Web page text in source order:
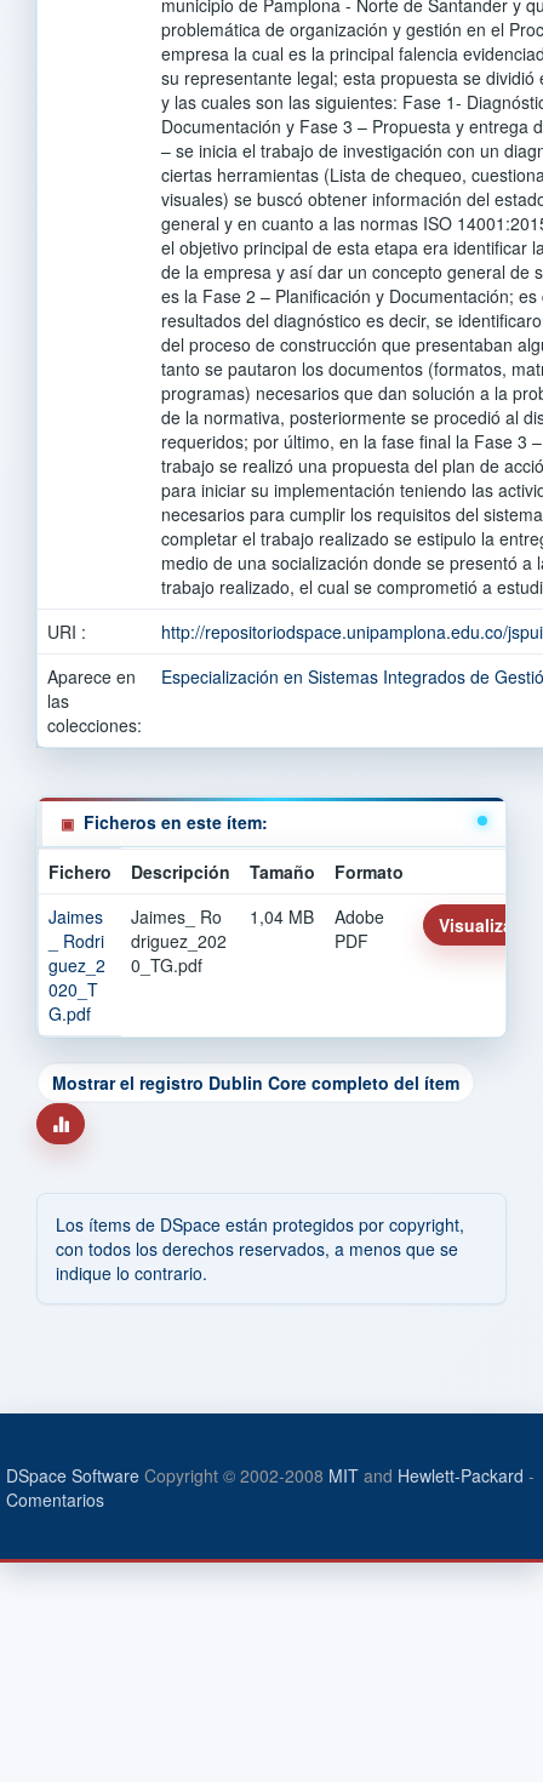
problemática de organización y gestión en el
empresa la cual es la principal falencia
su representante legal; esta propuesta se
y las cuales son las siguientes: Fase 1-
Documentación y Fase 3 – Propuesta y entrega
– se inicia el trabajo de investigación con un
ciertas herramientas (Lista de chequeo,
visuales) se buscó obtener información del
general y en cuanto a las normas ISO
el objetivo principal de esta etapa era identificar
de la empresa y así dar un concepto general de
es la Fase 2 – Planificación y Documentación;
resultados del diagnóstico es decir, se
del proceso de construcción que presentaban
tanto se pautaron los documentos (formatos,
programas) necesarios que dan solución a la
de la normativa, posteriormente se procedió al
requeridos; por último, en la fase final la Fase 3
trabajo se realizó una propuesta del plan de
para iniciar su implementación teniendo las
necesarios para cumplir los requisitos del
completar el trabajo realizado se estipulo la
medio de una socialización donde se presentó a
trabajo realizado, el cual se comprometió a
URI :
http://repositoriodspace.unipamplona.edu.co/
Aparece en
las
colecciones:
Especialización en Sistemas Integrados de
Ficheros en este ítem:
Fichero Descripción Tamaño
Formato
Jaimes
_ Rodri
guez_2
020_T
G.pdf
Jaimes_ Ro
driguez_202
0_TG.pdf
1,04 MB
Adobe
PDF
Visualizar/
Mostrar el registro Dublin Core completo del ítem
Los ítems de DSpace están protegidos por copyright,
con todos los derechos reservados, a menos que se
indique lo contrario.
DSpace Software Copyright © 2002-2008 MIT and Hewlett-Packard -
Comentarios